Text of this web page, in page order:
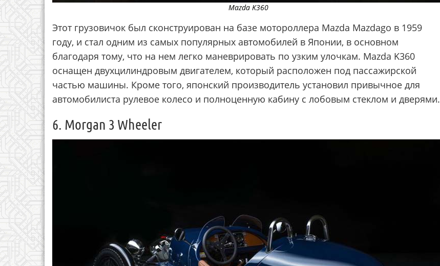
Mazda K360
Этот грузовичок был сконструирован на базе мотороллера Mazda Mazdago в 1959
году, и стал одним из самых популярных автомобилей в Японии, в основном
благодаря тому, что на нем легко маневрировать по узким улочкам. Mazda K360
оснащен двухцилиндровым двигателем, который расположен под пассажирской
частью машины. Кроме того, японский производитель установил привычное для
автомобилиста рулевое колесо и полноценную кабину с лобовым стеклом и дверями.
6. Morgan 3 Wheeler